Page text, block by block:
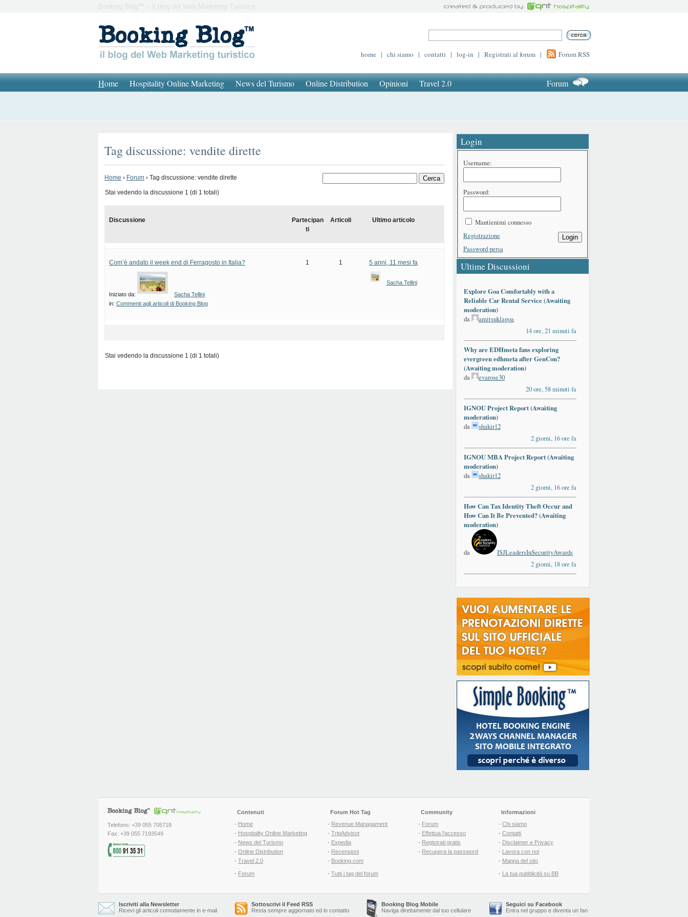
Booking Blog™ – Il blog del Web Marketing Turistico
home | chi siamo | contatti | log-in | Registrati al forum | Forum RSS
Home Hospitality Online Marketing News del Turismo Online Distribution Opinioni Travel 2.0 Forum
Tag discussione: vendite dirette
Home › Forum › Tag discussione: vendite dirette
Stai vedendo la discussione 1 (di 1 totali)
Discussione
Partecipan
ti
Articoli Ultimo articolo
Com’è andato il week end di Ferragosto in Italia?
Iniziato da:
Sacha Tellini
in: Commenti agli articoli di Booking Blog
1 1 5 anni, 11 mesi fa
Sacha Tellini
Stai vedendo la discussione 1 (di 1 totali)
Login
Username:
Password:
Mantienimi connesso
Login
Registrazione
Password persa
Ultime Discussioni
Explore Goa Comfortably with a
Reliable Car Rental Service (Awaiting
moderation)
da
amitsuklagoa
14 ore, 21 minuti fa
Why are EDHmeta fans exploring
evergreen edhmeta after GenCon?
(Awaiting moderation)
da
evarose30
20 ore, 58 minuti fa
IGNOU Project Report (Awaiting
moderation)
da
shakir12
2 giorni, 16 ore fa
IGNOU MBA Project Report (Awaiting
moderation)
da
shakir12
2 giorni, 16 ore fa
How Can Tax Identity Theft Occur and
How Can It Be Prevented? (Awaiting
moderation)
da
ISJLeadersInSecurityAwards
2 giorni, 18 ore fa
Telefono: +39 055 705718
Fax: +39 055 7193549
Contenuti
- Home
- Hospitality Online Marketing
- News del Turismo
- Online Distribution
- Travel 2.0
- Forum
Forum Hot Tag
- Revenue Managament
- TripAdvisor
- Expedia
- Recensioni
- Booking.com
- Tutti i tag del forum
Community
- Forum
- Effettua l'accesso
- Registrati gratis
- Recupera la password
Informazioni
- Chi siamo
- Contatti
- Disclaimer e Privacy
- Lavora con noi
- Mappa del sito
- La tua pubblicità su BB
Iscriviti alla Newsletter
Ricevi gli articoli comodamente in e-mail
Sottoscrivi il Feed RSS
Resta sempre aggiornato ed in contatto
Booking Blog Mobile
Naviga direttamente dal tuo cellulare
Seguici su Facebook
Entra nel gruppo e diventa un fan